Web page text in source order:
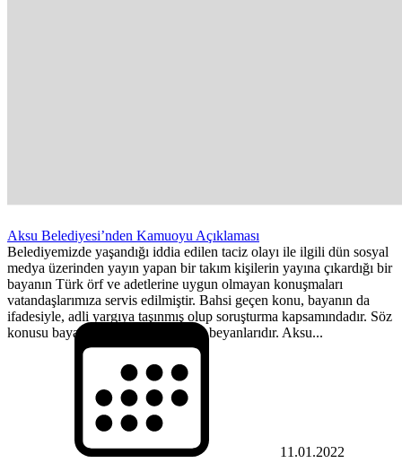
Aksu Belediyesi’nden Kamuoyu Açıklaması
Belediyemizde yaşandığı iddia edilen taciz olayı ile ilgili dün sosyal
medya üzerinden yayın yapan bir takım kişilerin yayına çıkardığı bir
bayanın Türk örf ve adetlerine uygun olmayan konuşmaları
vatandaşlarımıza servis edilmiştir. Bahsi geçen konu, bayanın da
ifadesiyle, adli yargıya taşınmış olup soruşturma kapsamındadır. Söz
konusu bayanın konuştukları kendi beyanlarıdır. Aksu...
11.01.2022